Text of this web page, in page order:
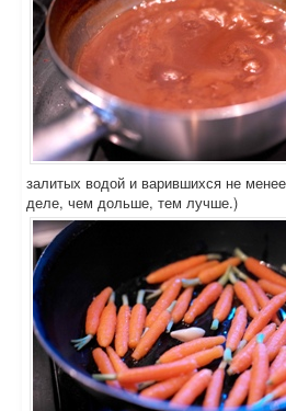
залитых водой и варившихся не
деле, чем дольше, тем лучше.)